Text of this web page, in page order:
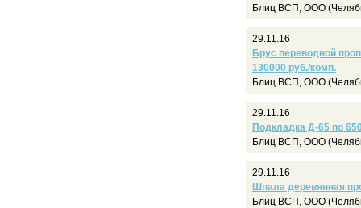
Блиц ВСП, ООО
29.11.16
Брус переводной
130000 руб./комп.
Блиц ВСП, ООО
29.11.16
Подкладка Д-65 по
Блиц ВСП, ООО
29.11.16
Шпала деревянная
Блиц ВСП, ООО